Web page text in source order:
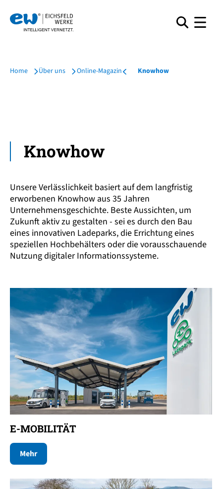
Home Über uns Online-Magazin Knowhow
Knowhow
Unsere Verläss­lich­keit basiert auf dem langfristig
erworbenen Knowhow aus 35 Jahren
Unternehmensgeschichte. Beste Aussichten, um
Zukunft aktiv zu gestalten - sei es durch den Bau
eines innovativen Ladeparks, die Errichtung eines
speziellen Hochbehälters oder die vorausschauende
Nutzung digitaler Informationssysteme.
E-MOBILITÄT
Mehr